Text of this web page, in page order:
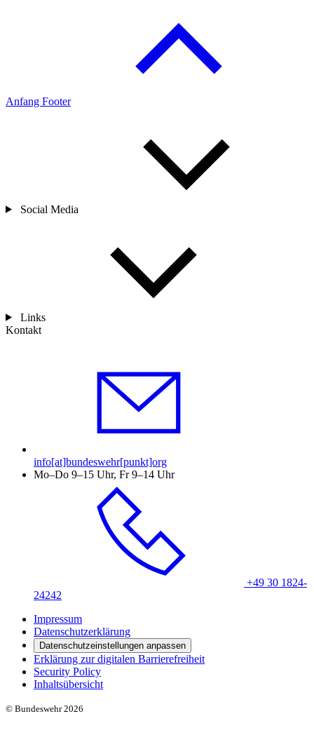
Anfang Footer
Social Media
Links
Kontakt
info[at]bundeswehr[punkt]org
Mo–Do 9–15 Uhr, Fr 9–14 Uhr
+49 30 1824-
24242
Impressum
Datenschutzerklärung
Datenschutzeinstellungen anpassen
Erklärung zur digitalen Barrierefreiheit
Security Policy
Inhaltsübersicht
© Bundeswehr 2026